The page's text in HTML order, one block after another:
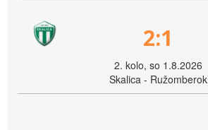
2:1
2. kolo, so 1.8.2026
Skalica - Ružomberok